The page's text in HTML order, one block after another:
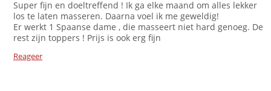
Super fijn en doeltreffend ! Ik ga elke maand om alles lekker
los te laten masseren. Daarna voel ik me geweldig!
Er werkt 1 Spaanse dame , die masseert niet hard genoeg. De
rest zijn toppers ! Prijs is ook erg fijn
Reageer